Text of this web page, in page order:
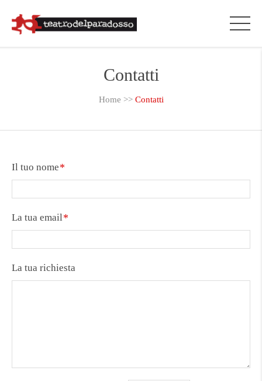
Contatti
Home >> Contatti
Il tuo nome
La tua email
La tua richiesta